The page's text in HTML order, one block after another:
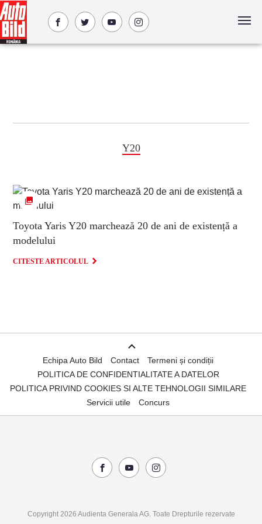
Y20
Toyota Yaris Y20 marchează 20 de ani de existență a
modelului
CITESTE ARTICOLUL
Echipa Auto Bild Contact
Termeni și condiții
POLITICA DE CONFIDENTIALITATE A DATELOR
POLITICA PRIVIND COOKIES SI ALTE TEHNOLOGII SIMILARE
Servicii utile
Concurs
Copyright 2026 Audienta Generala AG. Toate Drepturile rezervate